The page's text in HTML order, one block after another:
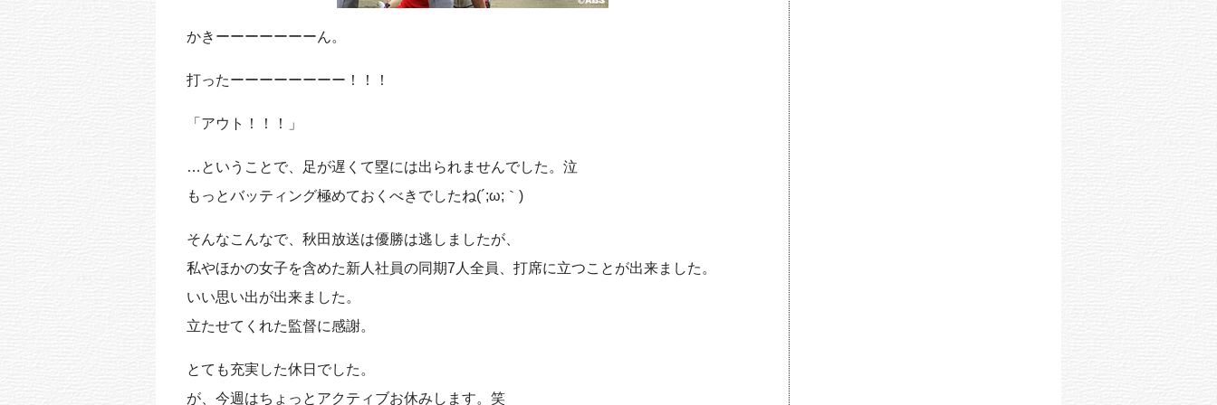
かきーーーーーーーん。
打ったーーーーーーーー！！！
「アウト！！！」
…ということで、足が遅くて塁には出られませんでした。泣
もっとバッティング極めておくべきでしたね(´;ω;｀)
そんなこんなで、秋田放送は優勝は逃しましたが、
私やほかの女子を含めた新人社員の同期7人全員、打席に立つことが出来ました。
いい思い出が出来ました。
立たせてくれた監督に感謝。
とても充実した休日でした。
が、今週はちょっとアクティブお休みします。笑